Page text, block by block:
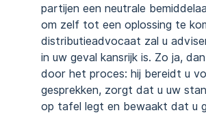
partijen een neutrale
om zelf tot een oplossing te
distributieadvocaat zal u
in uw geval kansrijk is. Zo ja,
door het proces: hij bereidt u
gesprekken, zorgt dat u uw
op tafel legt en bewaakt dat u